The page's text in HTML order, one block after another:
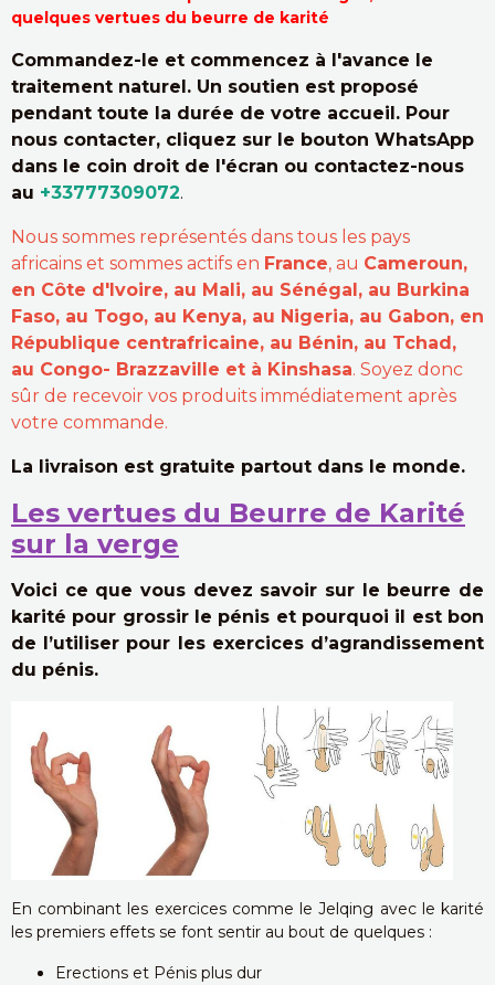
quelques vertues du beurre de karité
Commandez-le et commencez à l'avance le
traitement naturel. Un soutien est proposé
pendant toute la durée de votre accueil. Pour
nous contacter, cliquez sur le bouton WhatsApp
dans le coin droit de l'écran ou contactez-nous
au +33777309072.
Nous sommes représentés dans tous les pays
africains et sommes actifs en France, au Cameroun,
en Côte d'Ivoire, au Mali, au Sénégal, au Burkina
Faso, au Togo, au Kenya, au Nigeria, au Gabon, en
République centrafricaine, au Bénin, au Tchad,
au Congo- Brazzaville et à Kinshasa. Soyez donc
sûr de recevoir vos produits immédiatement après
votre commande.
La livraison est gratuite partout dans le monde.
Les vertues du Beurre de Karité
sur la verge
Voici ce que vous devez savoir sur le beurre de
karité pour grossir le pénis et pourquoi il est bon
de l’utiliser pour les exercices d’agrandissement
du pénis.
En combinant les exercices comme le Jelqing avec le karité
les premiers effets se font sentir au bout de quelques :
Erections et Pénis plus dur